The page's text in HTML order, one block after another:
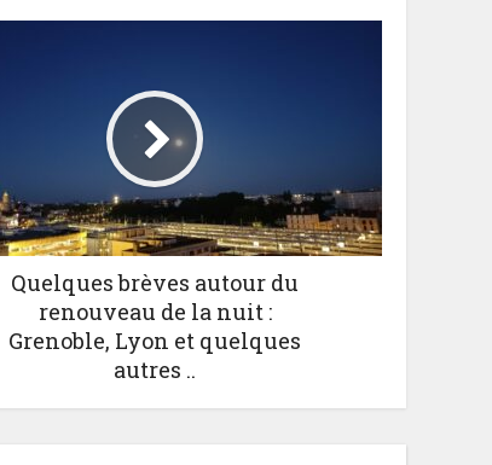
Quelques brèves autour du
renouveau de la nuit :
Grenoble, Lyon et quelques
autres ..